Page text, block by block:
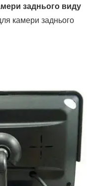
заднього виду
камери заднього